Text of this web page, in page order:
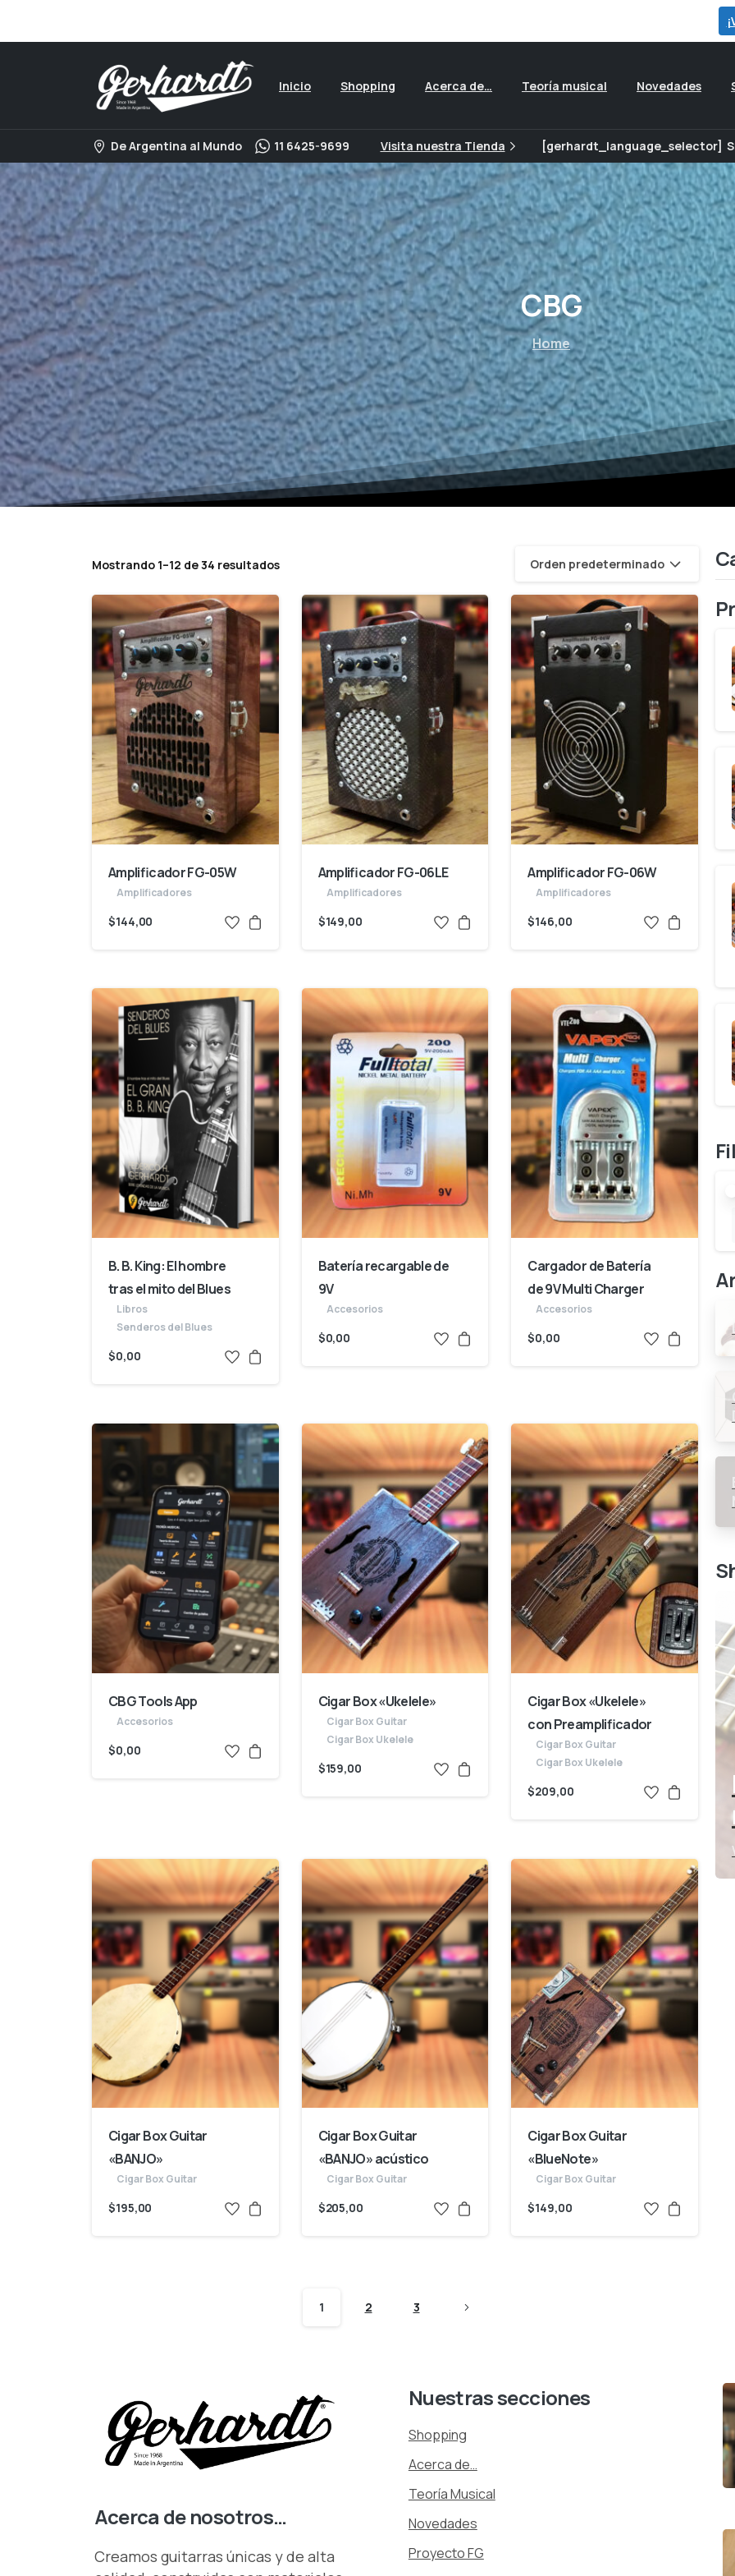
Inicio Shopping Acerca de… Teoría musical Novedades
De Argentina al Mundo 11 6425-9699 Visita nuestra Tienda [gerhardt_language_selector]
CBG
Home
Mostrando 1–12 de 34 resultados Orden predeterminado
Amplificador FG-05W
Amplificadores
$144,00
Amplificador FG-06LE
Amplificadores
$149,00
Amplificador FG-06W
Amplificadores
$146,00
B. B. King: El hombre
tras el mito del Blues
Libros
Senderos del Blues
$0,00
Batería recargable de
9V
Accesorios
$0,00
Cargador de Batería
de 9V Multi Charger
Accesorios
$0,00
CBG Tools App
Accesorios
$0,00
Cigar Box «Ukelele»
Cigar Box Guitar
Cigar Box Ukelele
$159,00
Cigar Box «Ukelele»
con Preamplificador
Cigar Box Guitar
Cigar Box Ukelele
$209,00
Cigar Box Guitar
«BANJO»
Cigar Box Guitar
$195,00
Cigar Box Guitar
«BANJO» acústico
Cigar Box Guitar
$205,00
Cigar Box Guitar
«BlueNote»
Cigar Box Guitar
$149,00
1 2 3
Acerca de nosotros…
Creamos guitarras únicas y de alta
Nuestrassecciones
Shopping
Acerca de…
Teoría Musical
Novedades
Proyecto FG